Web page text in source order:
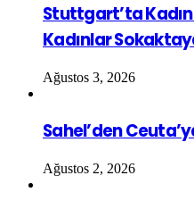
Stuttgart’ta
Kadınlar
Ağustos 3, 2026
Sahel’den
Ağustos 2, 2026